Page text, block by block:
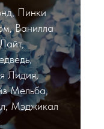
Пинки
Ванилла
Лидия,
Мельба,
Мэджикал